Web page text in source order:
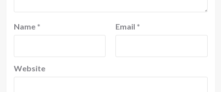
Name * Email *
Website